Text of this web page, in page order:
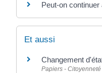
Peut-on
Et aussi
Changement
Papiers -